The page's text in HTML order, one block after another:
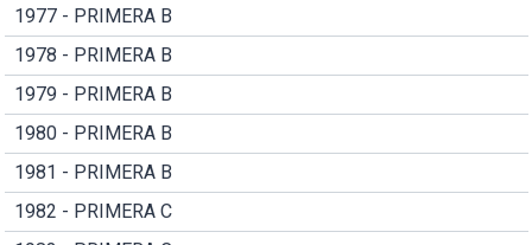
1977 - PRIMERA B
1978 - PRIMERA B
1979 - PRIMERA B
1980 - PRIMERA B
1981 - PRIMERA B
1982 - PRIMERA C